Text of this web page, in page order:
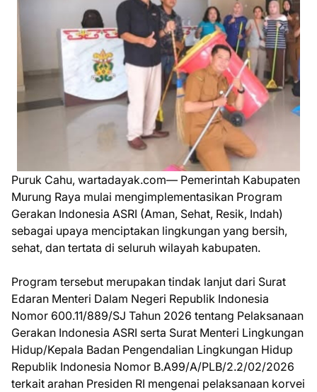
Puruk Cahu, wartadayak.com— Pemerintah Kabupaten
Murung Raya mulai mengimplementasikan Program
Gerakan Indonesia ASRI (Aman, Sehat, Resik, Indah)
sebagai upaya menciptakan lingkungan yang bersih,
sehat, dan tertata di seluruh wilayah kabupaten.
Program tersebut merupakan tindak lanjut dari Surat
Edaran Menteri Dalam Negeri Republik Indonesia
Nomor 600.11/889/SJ Tahun 2026 tentang Pelaksanaan
Gerakan Indonesia ASRI serta Surat Menteri Lingkungan
Hidup/Kepala Badan Pengendalian Lingkungan Hidup
Republik Indonesia Nomor B.A99/A/PLB/2.2/02/2026
terkait arahan Presiden RI mengenai pelaksanaan korvei